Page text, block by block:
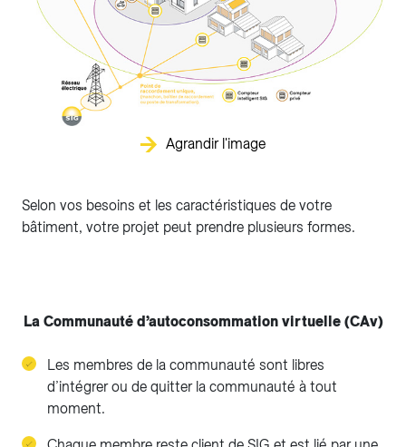
Agrandir l'image
Selon vos besoins et les caractéristiques de votre
bâtiment, votre projet peut prendre plusieurs formes.
La Communauté d’autoconsommation virtuelle (CAv)
Les membres de la communauté sont libres
d’intégrer ou de quitter la communauté à tout
moment.